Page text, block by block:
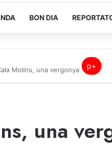
BON DIA
Molins, una vergonya p+
una